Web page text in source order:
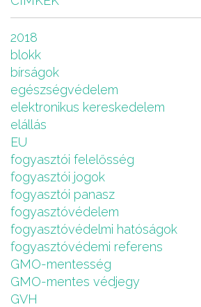
2018
blokk
bírságok
egészségvédelem
elektronikus kereskedelem
elállás
EU
fogyasztói felelősség
fogyasztói jogok
fogyasztói panasz
fogyasztóvédelem
fogyasztóvédelmi hatóságok
fogyasztóvédemi referens
GMO-mentesség
GMO-mentes védjegy
GVH